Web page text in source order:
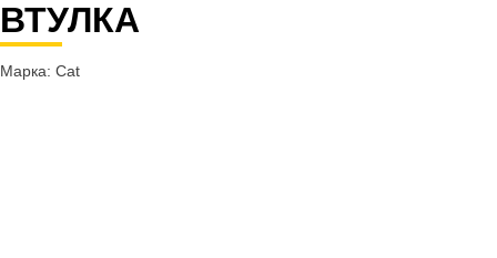
ВТУЛКА
Марка: Cat